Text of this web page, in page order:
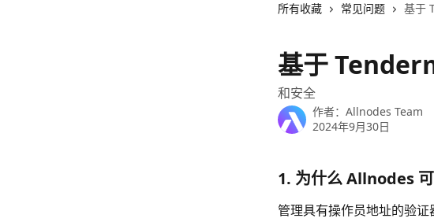
所有收藏 常见问题 基于
基于
和安全
作者： Allnodes Team
2024年9月30日
1. 为什么 Allnodes
管理具有操作员地址的验